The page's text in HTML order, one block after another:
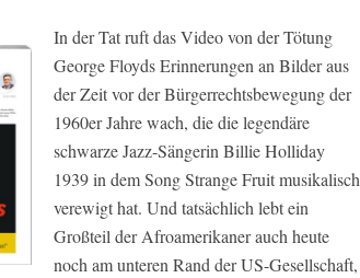
In der Tat ruft das Video von der Tötung
George Floyds Erinnerungen an Bilder aus
der Zeit vor der Bürgerrechtsbewegung der
1960er Jahre wach, die die legendäre
schwarze Jazz-Sängerin Billie Holliday
1939 in dem Song Strange Fruit musikalisch
verewigt hat. Und tatsächlich lebt ein
Großteil der Afroamerikaner auch heute
noch am unteren Rand der US-Gesellschaft,